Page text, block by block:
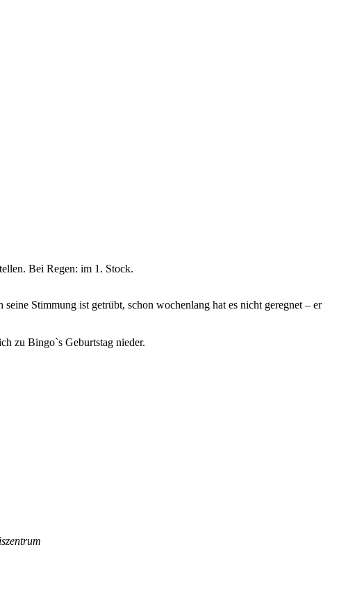
Bei Regen: im 1. Stock.
Stimmung ist getrübt, schon wochenlang hat es nicht geregnet – er
zu Bingo`s Geburtstag nieder.